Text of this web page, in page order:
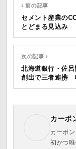
‹ 前の記事
セメント産業の
とどまる見込み
次の記事 ›
北海道銀行・佐
創出で三者連携
カーボ
カーボ
初かつ